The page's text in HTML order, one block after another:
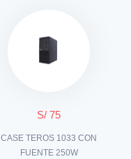
S/ 75
CASE TEROS 1033 CON
FUENTE 250W